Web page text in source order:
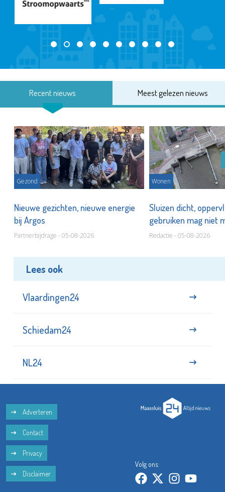
Recent nieuws Meest gelezen nieuws
Gezond
Nieuwe gezichten, nieuwe energie
bij Argos
Partnerbijdrage - 05-08-2026
Wonen
Sluizen dicht,
gebruiken mag niet
Redactie - 05-08-2026
Lees ook
Vlaardingen24
Schiedam24
NL24
Adverteren
Contact
Privacy
Disclaimer
Volg ons: